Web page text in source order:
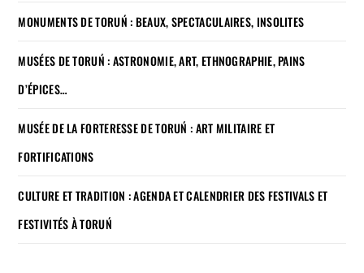
MONUMENTS DE TORUŃ : BEAUX, SPECTACULAIRES, INSOLITES
MUSÉES DE TORUŃ : ASTRONOMIE, ART, ETHNOGRAPHIE, PAINS
D’ÉPICES…
MUSÉE DE LA FORTERESSE DE TORUŃ : ART MILITAIRE ET
FORTIFICATIONS
CULTURE ET TRADITION : AGENDA ET CALENDRIER DES FESTIVALS ET
FESTIVITÉS À TORUŃ